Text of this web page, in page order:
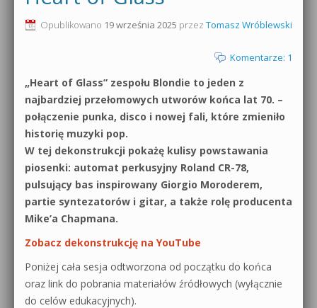
Produkcja muzyczna od podstaw
Sound Forge od podstaw
Dubstep z syntezatorem Massive
Kontakt 5 Kompendium
Pakiety
0dB.pl - informacje
Materiały dla mediów
Archiwum aktualności
Polityka prywatności
Regulamin
Działanie sklepu internetowego
Wyszukiwanie
Opublikowano 19 września 2025 przez Tomasz Wróblewski
Komentarze: 1
„Heart of Glass” zespołu Blondie to jeden z
najbardziej przełomowych utworów końca lat 70. –
połączenie punka, disco i nowej fali, które zmieniło
historię muzyki pop.
W tej dekonstrukcji pokażę kulisy powstawania
piosenki: automat perkusyjny Roland CR-78,
pulsujący bas inspirowany Giorgio Moroderem,
partie syntezatorów i gitar, a także rolę producenta
Mike’a Chapmana.
Zobacz dekonstrukcję na YouTube
Poniżej cała sesja odtworzona od początku do końca
oraz link do pobrania materiałów źródłowych (wyłącznie
do celów edukacyjnych).